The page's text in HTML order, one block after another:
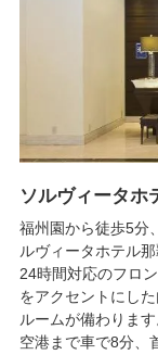
ソルヴィータホ
福州園から徒歩5分
ルヴィータホテル
24時間対応のフロ
をアクセントにし
ルームが備わりま
空港まで車で8分、